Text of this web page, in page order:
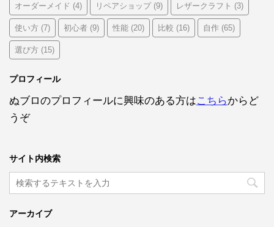
オーダーメイド (4) リペアショップ(9) レザークラフト (3)
使い方 (7) 初心者 (9) 性能 (20) 比較 (16) 自作 (65)
選び方 (15)
プロフィール
ぬブロのプロフィールに興味のある方はこちらからど
うぞ
サイト内検索
アーカイブ